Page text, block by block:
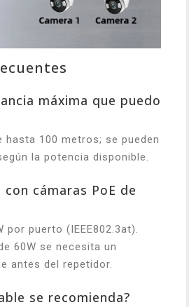
máxima que puedo
hasta 100 metros; se pueden
la potencia disponible.
cámaras PoE de
por puerto (IEEE802.3at).
60W se necesita un
antes del repetidor.
se recomienda?